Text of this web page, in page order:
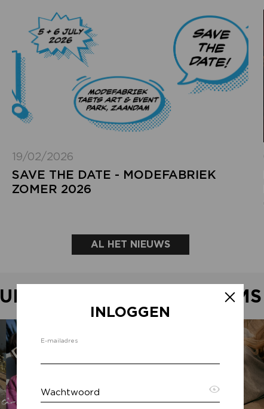
INLOGGEN
E-mailadres
Wachtwoord E-
19/02/2026
SAVE THE DATE - MODEFABRIEK
ZOMER 2026
AL HET NIEUWS
UITGELICHTE SHOWROOMS